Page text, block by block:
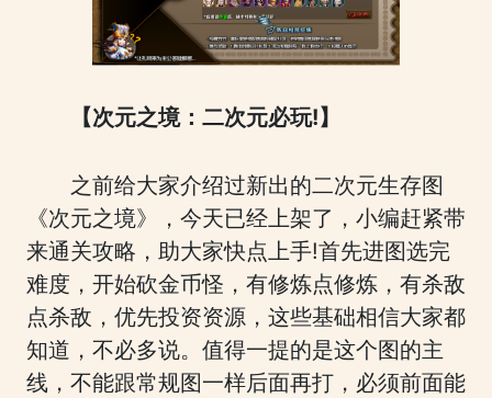
【次元之境：二次元必玩!】
之前给大家介绍过新出的二次元生存图
《次元之境》，今天已经上架了，小编赶紧带
来通关攻略，助大家快点上手!首先进图选完
难度，开始砍金币怪，有修炼点修炼，有杀敌
点杀敌，优先投资资源，这些基础相信大家都
知道，不必多说。值得一提的是这个图的主
线，不能跟常规图一样后面再打，必须前面能